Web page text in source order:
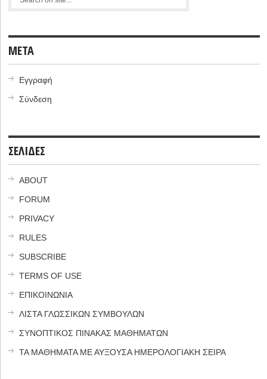
META
Εγγραφή
Σύνδεση
ΣΕΛΙΔΕΣ
ABOUT
FORUM
PRIVACY
RULES
SUBSCRIBE
TERMS OF USE
ΕΠΙΚΟΙΝΩΝΙΑ
ΛΙΣΤΑ ΓΛΩΣΣΙΚΩΝ ΣΥΜΒΟΥΛΩΝ
ΣΥΝΟΠΤΙΚΟΣ ΠΙΝΑΚΑΣ ΜΑΘΗΜΑΤΩΝ
ΤΑ ΜΑΘΗΜΑΤΑ ΜΕ ΑΥΞΟΥΣΑ ΗΜΕΡΟΛΟΓΙΑΚΗ ΣΕΙΡΑ